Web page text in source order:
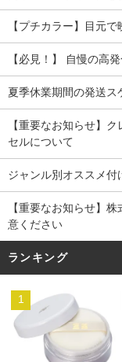
【プチカラー】目元
【必見！】 自慢の高
夏季休業期間の発送ス
【重要なお知らせ】
セルについて
ジャンル別オススメ付
【重要なお知らせ】
意ください
ランキング
1